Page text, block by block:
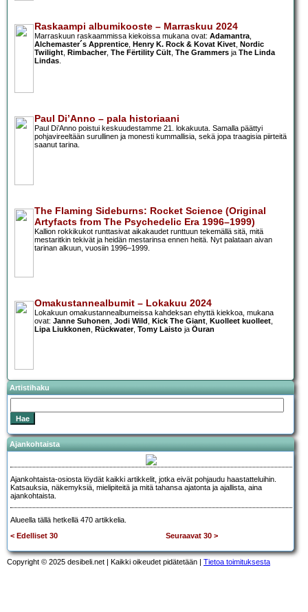
Raskaampi albumikooste – Marraskuu 2024
Marraskuun raskaammissa kiekoissa mukana ovat: Adamantra
Alchemaster´s Apprentice Henry K. Rock & Kovat Kivet Nordic
Twilight Rimbacher, The Fërtility Cült The Grammers ja The Linda
Lindas
Paul Di’Anno – pala historiaani
Paul Di’Anno poistui keskuudestamme 21. lokakuuta. Samalla päättyi
pohjavireeltään surullinen ja monesti kummallisia, sekä jopa traagisia piirteitä
saanut tarina.
The Flaming Sideburns: Rocket Science (Original
Artyfacts from The Psychedelic Era 1996–1999)
Kallion rokkikukot runttasivat aikakaudet runttuun tekemällä sitä, mitä
mestaritkin tekivät ja heidän mestarinsa ennen heitä. Nyt palataan aivan
tarinan alkuun, vuosiin 1996–1999.
Omakustannealbumit – Lokakuu 2024
Lokakuun omakustannealbumeissa kahdeksan ehyttä kiekkoa, mukana
ovat: Janne Suhonen Jodi Wild Kick The Giant Kuolleet kuolleet
Lipa Liukkonen Rückwater, Tomy Laisto ja Öuran
Artistihaku
Ajankohtaista
Ajankohtaista-osiosta löydät kaikki artikkelit, jotka eivät pohjaudu haastatteluihin.
Katsauksia, näkemyksiä, mielipiteitä ja mitä tahansa ajatonta ja ajallista, aina
ajankohtaista.
Alueella tällä hetkellä 470 artikkelia.
< Edelliset 30
Seuraavat 30 >
Copyright © 2025 desibeli.net | Kaikki oikeudet pidätetään | Tietoa toimituksesta